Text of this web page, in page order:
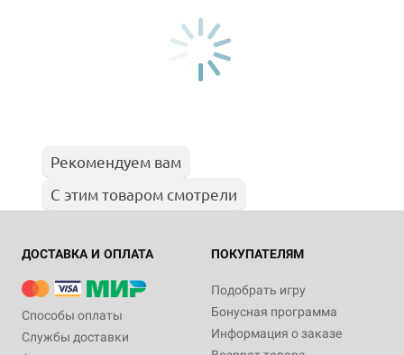
Рекомендуем вам
С этим товаром смотрели
ДОСТАВКА И ОПЛАТА
Способы оплаты
Службы доставки
ПОКУПАТЕЛЯМ
Подобрать игру
Бонусная программа
Информация о заказе